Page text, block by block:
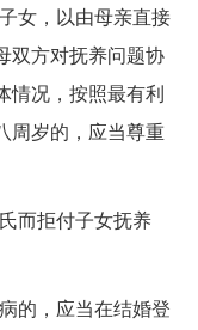
女，以由母亲直接
双方对抚养问题协
情况，按照最有利
周岁的，应当尊重
而拒付子女抚养
的，应当在结婚登